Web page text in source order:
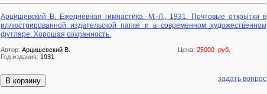
Арцишевский В. Ежедневная гимнастика. М.-Л., 1931. Почтовые открытки в
иллюстрированной издательской папке и в современном художественном
футляре. Хорошая сохранность.
Цена: 25000 руб.
Автор: Арцишевский В.
Год издания: 1931
В корзину задать вопрос